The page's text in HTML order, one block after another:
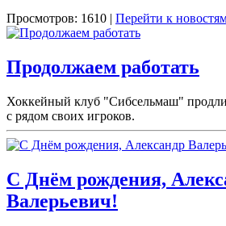
Просмотров: 1610 | Перейти к
Продолжаем работать
Хоккейный клуб "Сибсельмаш"
с рядом своих игроков.
С Днём рождения,
Валерьевич!